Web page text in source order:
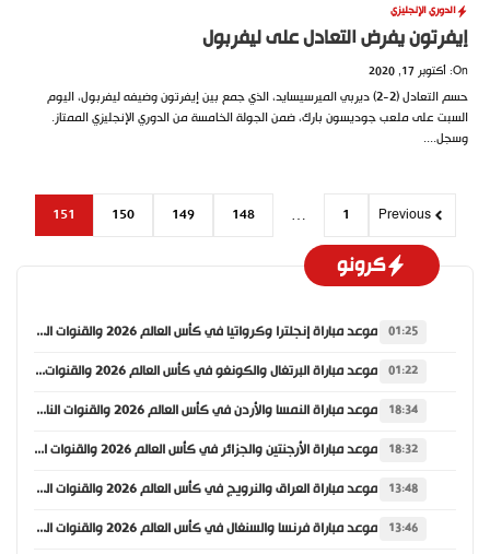
الدوري الإنجليزي
إيفرتون يفرض التعادل على ليفربول
On: أكتوبر 17, 2020
حسم التعادل (2-2) ديربي الميرسيسايد، الذي جمع بين إيفرتون وضيفه ليفربول، اليوم
السبت على ملعب جوديسون بارك، ضمن الجولة الخامسة من الدوري الإنجليزي الممتاز.
وسجل....
Previous
1
…
148
149
150
151
كرونو
01:25 موعد مباراة إنجلترا وكرواتيا في كأس العالم 2026 والقنوات الناقلة
01:22 موعد مباراة البرتغال والكونغو في كأس العالم 2026 والقنوات الناقلة
18:34 موعد مباراة النمسا والأردن في كأس العالم 2026 والقنوات الناقلة
18:32 موعد مباراة الأرجنتين والجزائر في كأس العالم 2026 والقنوات الناقلة
13:48 موعد مباراة العراق والنرويج في كأس العالم 2026 والقنوات الناقلة
13:46 موعد مباراة فرنسا والسنغال في كأس العالم 2026 والقنوات الناقلة